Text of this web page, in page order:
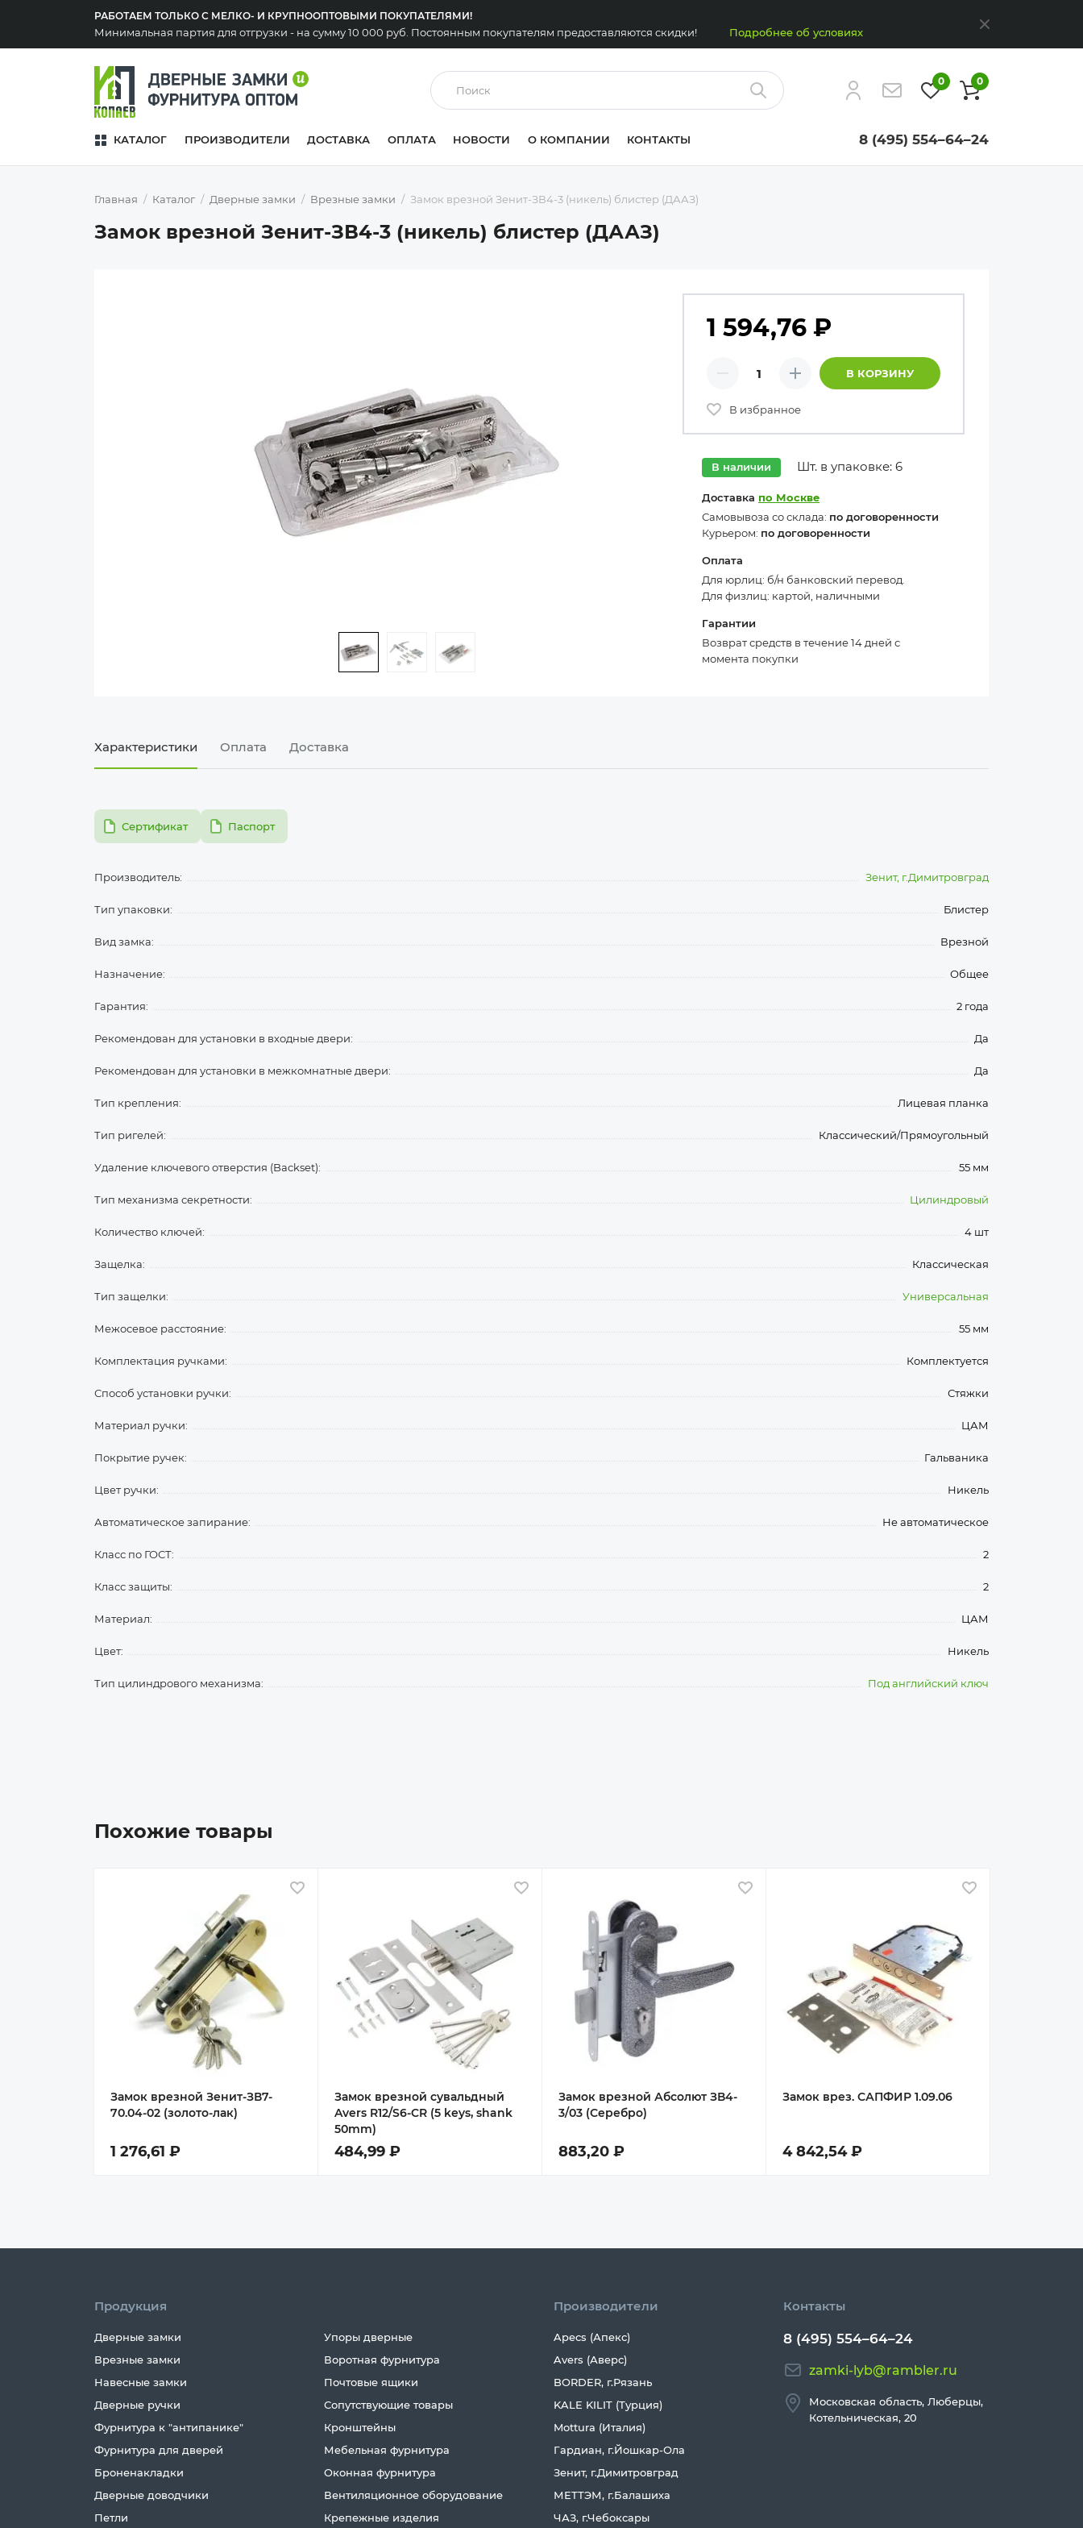
РАБОТАЕМ ТОЛЬКО С МЕЛКО- И КРУПНООПТОВЫМИ ПОКУПАТЕЛЯМИ!
Минимальная партия для отгрузки - на сумму 10 000 руб. Постоянным покупателям предоставляются скидки! Подробнее об условиях Закрыть
Найти
0 0
КАТАЛОГ ПРОИЗВОДИТЕЛИ ДОСТАВКА ОПЛАТА НОВОСТИ О КОМПАНИИ КОНТАКТЫ 8 (495) 554–64–24
Главная Каталог Дверные замки Врезные замки Замок врезной Зенит-ЗВ4-3 (никель) блистер (ДААЗ)
Замок врезной Зенит-ЗВ4-3 (никель) блистер (ДААЗ)
1 594,76 ₽
Количество товаров
Минус Плюс В КОРЗИНУ
В избранное
В наличии Шт. в упаковке: 6
Доставка по Москве
Самовывоза со склада: по договоренности
Курьером: по договоренности
Оплата
Для юрлиц: б/н банковский перевод.
Для физлиц: картой, наличными
Гарантии
Возврат средств в течение 14 дней с
момента покупки
Характеристики Оплата Доставка
pdfСертификат pdfПаспорт
Производитель: Зенит, г.Димитровград
Тип упаковки: Блистер
Вид замка: Врезной
Назначение: Общее
Гарантия: 2 года
Рекомендован для установки в входные двери: Да
Рекомендован для установки в межкомнатные двери: Да
Тип крепления: Лицевая планка
Тип ригелей: Классический/Прямоугольный
Удаление ключевого отверстия (Backset): 55 мм
Тип механизма секретности: Цилиндровый
Количество ключей: 4 шт
Защелка: Классическая
Тип защелки: Универсальная
Межосевое расстояние: 55 мм
Комплектация ручками: Комплектуется
Способ установки ручки: Стяжки
Материал ручки: ЦАМ
Покрытие ручек: Гальваника
Цвет ручки: Никель
Автоматическое запирание: Не автоматическое
Класс по ГОСТ: 2
Класс защиты: 2
Материал: ЦАМ
Цвет: Никель
Тип цилиндрового механизма: Под английский ключ
Похожие товары
Замок врезной Зенит-ЗВ7-
70.04-02 (золото-лак)
1 276,61 ₽
В избранное
Замок врезной сувальдный
Avers R12/S6-CR (5 keys, shank
50mm)
484,99 ₽
В избранное
Замок врезной Абсолют ЗВ4-
3/03 (Серебро)
883,20 ₽
В избранное
Замок врез. САПФИР 1.09.06
4 842,54 ₽
В избранное
Продукция
Дверные замки
Врезные замки
Навесные замки
Дверные ручки
Фурнитура к "антипанике"
Фурнитура для дверей
Броненакладки
Дверные доводчики
Петли
Упоры дверные
Воротная фурнитура
Почтовые ящики
Сопутствующие товары
Кронштейны
Мебельная фурнитура
Оконная фурнитура
Вентиляционное оборудование
Крепежные изделия
Производители
Apecs (Апекс)
Avers (Аверс)
BORDER, г.Рязань
KALE KILIT (Турция)
Mottura (Италия)
Гардиан, г.Йошкар-Ола
Зенит, г.Димитровград
МЕТТЭМ, г.Балашиха
ЧАЗ, г.Чебоксары
Контакты
8 (495) 554–64–24
zamki-lyb@rambler.ru
Московская область, Люберцы,
Котельническая, 20